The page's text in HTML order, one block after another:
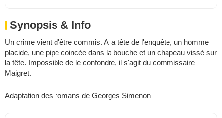
Synopsis & Info
Un crime vient d'être commis. A la tête de l'enquête, un homme
placide, une pipe coincée dans la bouche et un chapeau vissé sur
la tête. Impossible de le confondre, il s'agit du commissaire
Maigret.
Adaptation des romans de Georges Simenon